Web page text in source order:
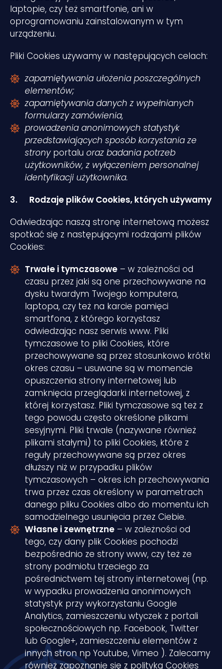
laptopie, czy też smartfonie, ani w
oprogramowaniu zainstalowanym w tym
urządzeniu.
Pliki Cookies używamy w następujących celach:
zapamiętywania ułożenia poszczególnych
elementów;
zapamiętywania danych z wypełnianych
formularzy zamówienia,
prowadzenia anonimowych statystyk
przedstawiających sposób korzystania ze
strony portalu oraz badania potrzeb
użytkowników, z wyłączeniem personalnej
identyfikacji użytkownika.
3. Rodzaje plików Cookies, których używamy
Odwiedzając naszą stronę internetową możesz
spotkać się z następującymi rodzajami plików
Cookies:
Trwałe i tymczasowe – w zależności od
czasu przez jaki są one przechowywane na
dysku twardym Twojego komputera,
laptopa, czy też na karcie pamięci
smartfona, z którego korzystasz
odwiedzając nasz serwis www. Pliki
tymczasowe to pliki Cookies, które
przechowywane są przez stosunkowo krótki
okres czasu – usuwane są w momencie
opuszczenia strony internetowej lub
zamknięcia przeglądarki internetowej, z
której korzystasz. Pliki tymczasowe są też z
tego powodu często określone plikami
sesyjnymi. Pliki trwałe (nazywane również
plikami stałymi) to pliki Cookies, które z
reguły przechowywane są przez okres
dłuższy niż w przypadku plików
tymczasowych – okres ich przechowywania
trwa przez czas określony w parametrach
danego pliku Cookies albo do momentu ich
samodzielnego usunięcia przez Ciebie.
Własne i zewnętrzne – w zależności od
tego, czy dany plik Cookies pochodzi
bezpośrednio ze strony www, czy też ze
strony podmiotu trzeciego za
pośrednictwem tej strony internetowej (np.
w wypadku prowadzenia anonimowych
statystyk przy wykorzystaniu Google
Analytics, zamieszczeniu wtyczek z portali
społecznościowych np. Facebook, Twitter
lub Google+, zamieszczeniu elementów z
innych stron np Youtube, Vimeo ). Zalecamy
również zapoznanie się z polityką Cookies